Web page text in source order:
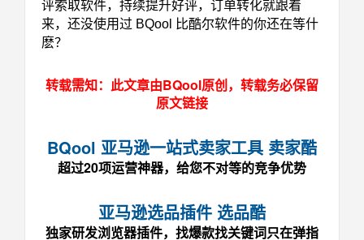
评索取软件，持续提升好评，订单转化就跟着
来，还没使用过 BQool 比酷尔软件的你还在等什
麽？
转载需知：此文章由BQool原创，转载务必保留
原文链接
BQool 亚马逊一站式卖家工具 卖家酷
超过20项运营神器，给您不对等的竞争优势
亚马逊选品插件 选品酷
独家研发浏览器插件，找爆款找关键词只在弹指